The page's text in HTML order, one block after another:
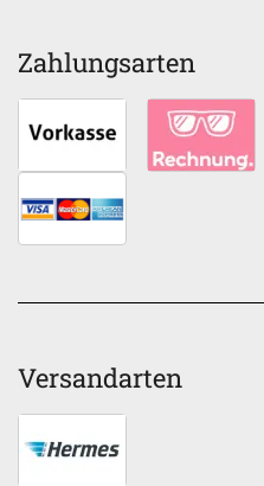
Zahlungsarten
Versandarten